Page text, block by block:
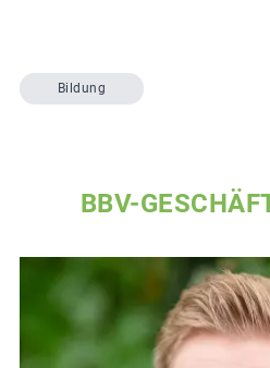
Bildung
BBV-